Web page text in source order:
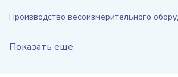
Производство весоизмерительного
Показать еще